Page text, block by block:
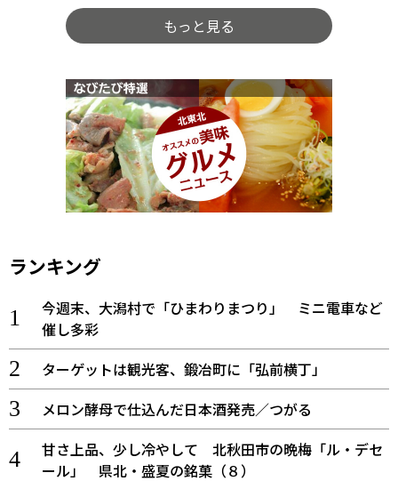
もっと見る
ランキング
今週末、大潟村で「ひまわりまつり」 ミニ電車など
催し多彩
ターゲットは観光客、鍛冶町に「弘前横丁」
メロン酵母で仕込んだ日本酒発売／つがる
甘さ上品、少し冷やして 北秋田市の晩梅「ル・デセ
ール」 県北・盛夏の銘菓（８）